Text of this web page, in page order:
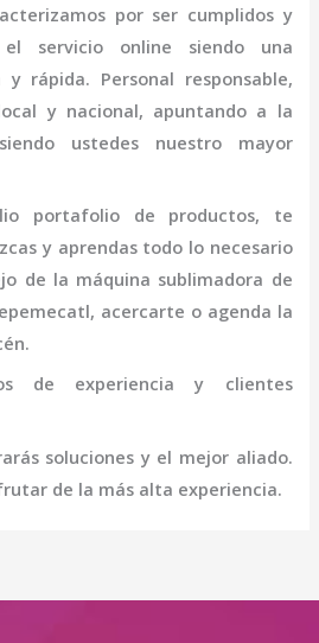
por ser cumplidos y
el servicio online siendo una
rápida. Personal responsable,
y nacional, apuntando a la
ustedes nuestro mayor
portafolio de productos, te
y aprendas todo lo necesario
de la máquina sublimadora de
, acercarte o agenda la
de experiencia y clientes
soluciones y el mejor aliado.
de la más alta experiencia.